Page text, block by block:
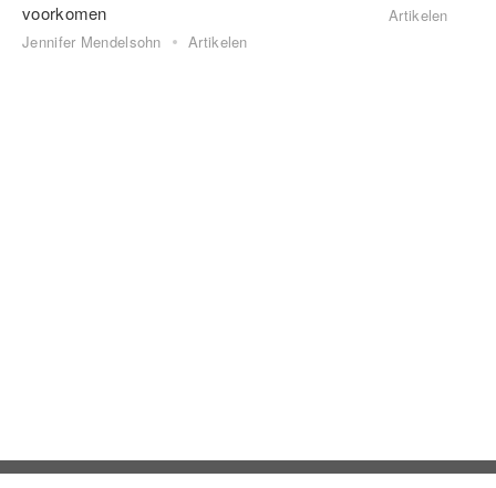
voorkomen
Jennifer Mendelsohn Artikelen
Artikelen